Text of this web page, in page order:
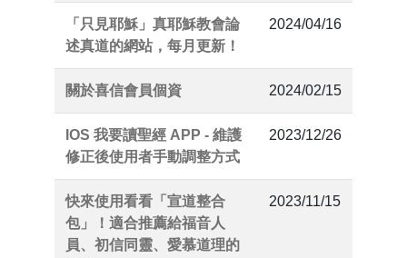
「只見耶穌」真耶穌教會論
述真道的網站，每月更新！
2024/04/16
關於喜信會員個資 2024/02/15
IOS 我要讀聖經 APP - 維護
修正後使用者手動調整方式
2023/12/26
快來使用看看「宣道整合
包」！適合推薦給福音人
員、初信同靈、愛慕道理的
2023/11/15